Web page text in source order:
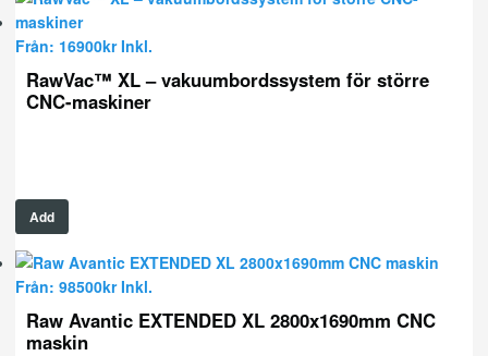
Från: 16900krInkl.
RawVac™ XL – vakuumbordssystem för större
CNC-maskiner
Add
Från: 98500krInkl.
Raw Avantic EXTENDED XL 2800x1690mm CNC
maskin